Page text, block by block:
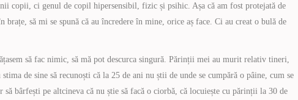
copii, ci genul de copil hipersensibil, fizic și psihic. Așa că am fost protejată de
să mi se spună că au încredere în mine, orice aș face. Ci au creat o bulă de
să fac nimic, să mă pot descurca singură. Părinții mei au murit relativ tineri,
de sine să recunoști că la 25 de ani nu știi de unde se cumpără o pâine, cum se
bârfești pe altcineva că nu știe să facă o ciorbă, că locuiește cu părinții la 30 de